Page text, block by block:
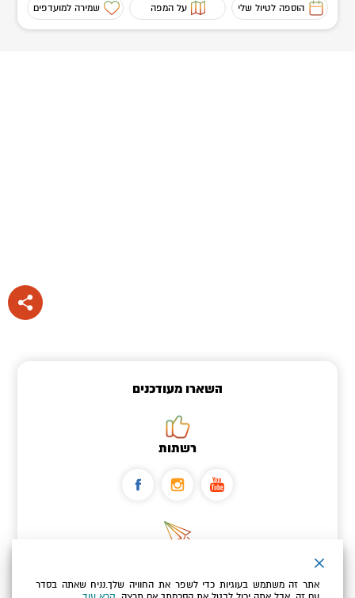
הוספה לטיול שלי על המפה שמירה למועדפים
השארו מעודכנים
רשתות
אתר זה משתמש בעוגיות כדי לשפר את החוויה שלך.נניח שאתה בסדר